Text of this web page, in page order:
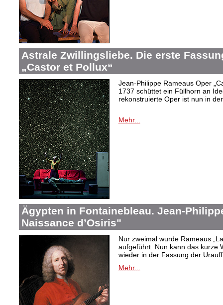
Astrale Zwillingsliebe. Die erste
„Castor et Pollux“
Jean-Philippe Rameaus Oper
1737 schüttet ein Füllhorn an
rekonstruierte Oper ist nun in
Mehr...
Ägypten in Fontainebleau. Jean-
Naissance d’Osiris"
Nur zweimal wurde Rameaus
aufgeführt. Nun kann das kurze
wieder in der Fassung der
Mehr...